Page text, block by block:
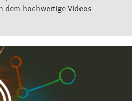
dem hochwertige Videos